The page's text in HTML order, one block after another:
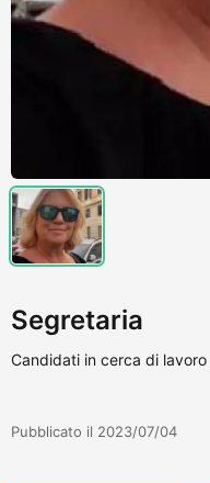
Segretaria
Candidati in cerca di lavoro
Pubblicato il 2023/07/04